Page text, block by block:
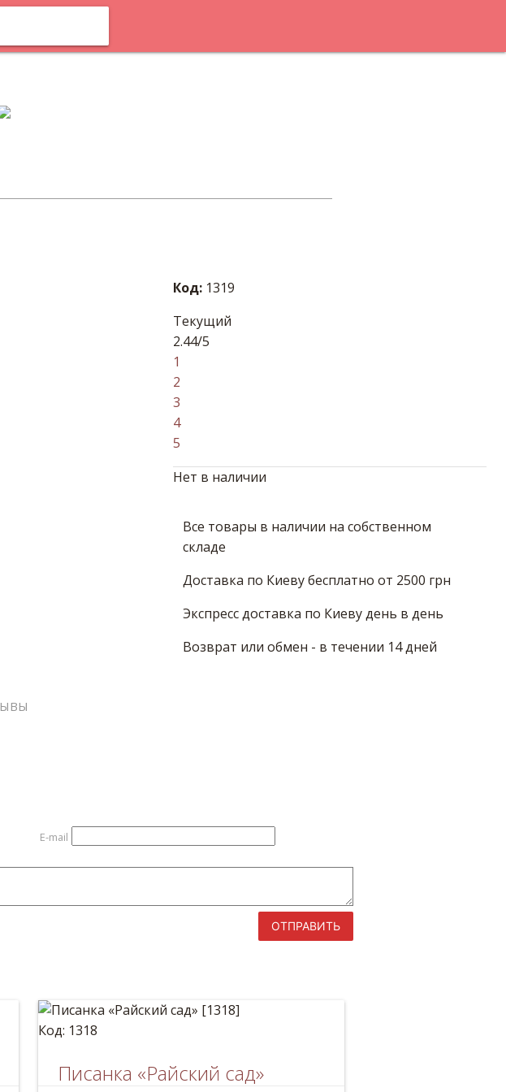
Код: 1319
Текущий
2.44/5
1
2
3
4
5
Нет в наличии
Все товары в наличии на собственном
складе
Доставка по Киеву бесплатно от 2500 грн
Экспресс доставка по Киеву день в день
Возврат или обмен - в течении 14 дней
E-mail
ОТПРАВИТЬ
Код: 1318
Писанка «Райский сад»